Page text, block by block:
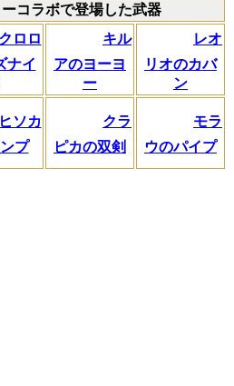
コラボで登場した武器
クロロ
ナイ
キル
アのヨーヨ
ー
レオ
リオのカバ
ン
ヒソカ
プ
クラ
ピカの双剣
モラ
ウのパイプ